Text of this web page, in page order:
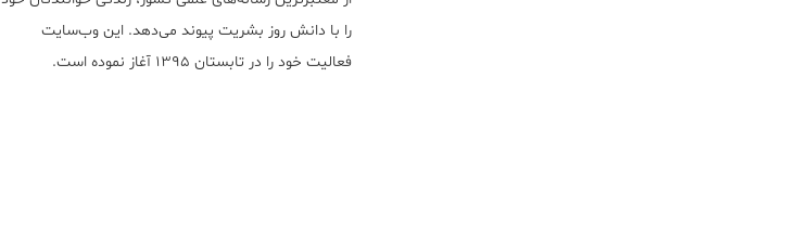
را با دانش روز بشریت پیوند می‌دهد. این وب‌سایت
فعالیت خود را در تابستان ۱۳۹۵ آغاز نموده است.